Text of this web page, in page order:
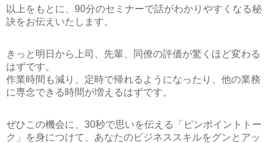
以上をもとに、90分のセミナーで話がわかりやすくなる秘
訣をお伝えいたします。
きっと明日から上司、先輩、同僚の評価が驚くほど変わる
はずです。
作業時間も減り、定時で帰れるようになったり、他の業務
に専念できる時間が増えるはずです。
ぜひこの機会に、30秒で思いを伝える「ピンポイントトー
ク」を身につけて、あなたのビジネススキルをグンとアッ